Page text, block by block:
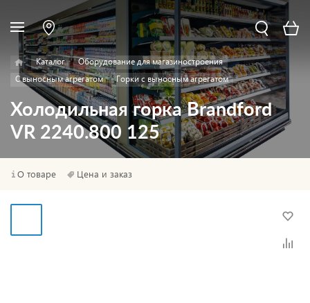
Каталог
Оборудование для магазиностроения
С выносным агрегатом
Горки с выносным агрегатом
Холодильная горка Brandford
VR 2240.800 125
О товаре Цена и заказ